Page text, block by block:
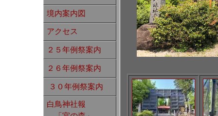
境内案内図
アクセス
２５年例祭案内
２６年例祭案内
３０年例祭案内
白鳥神社報